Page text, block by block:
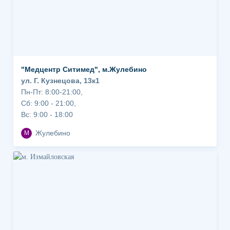
"Медцентр Ситимед", м.Жулебино
ул. Г. Кузнецова, 13к1
Пн-Пт: 8:00-21:00,
Сб: 9:00 - 21:00,
Вс: 9:00 - 18:00
М Жулебино